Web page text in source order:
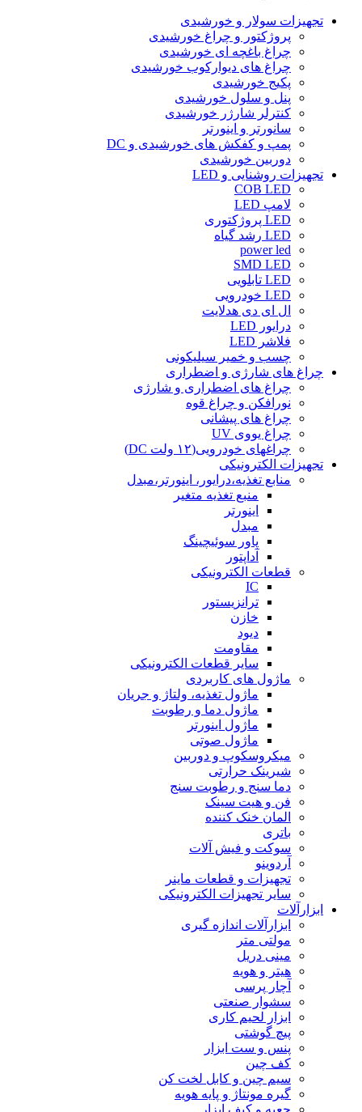
تجهیزات سولار و خورشیدی
پروژکتور و چراغ خورشیدی
چراغ باغچه ای خورشیدی
چراغ های دیوارکوب خورشیدی
پکیج خورشیدی
پنل و سلول خورشیدی
کنترلر شارژر خورشیدی
سانورتر و اینورتر
پمپ و کفکش های خورشیدی و DC
دوربین خورشیدی
تجهیزات روشنایی و LED
COB LED
لامپ LED
LED پروژکتوری
LED رشد گیاه
power led
SMD LED
LED تابلویی
LED خودرویی
ال ای دی هدلایت
درایور LED
فلاشر LED
چسب و خمیر سیلیکونی
چراغ های شارژی و اضطراری
چراغ های اضطراری و شارژی
نورافکن و چراغ قوه
چراغ های پیشانی
چراغ یووی UV
چراغهای خودرویی(۱۲ ولت DC)
تجهیزات الکترونیکی
منابع تغذیه،درایور، اینورتر،مبدل
منبع تغذیه متغیر
اینورتر
مبدل
پاور سوئیچینگ
آداپتور
قطعات الکترونیکی
IC
ترانزیستور
خازن
دیود
مقاومت
سایر قطعات الکترونیکی
ماژول های کاربردی
ماژول تغذیه، ولتاژ و جریان
ماژول دما و رطوبت
ماژول اینورتر
ماژول صوتی
میکروسکوپ و دوربین
شیرینک حرارتی
دما سنج و رطوبت سنج
فن و هیت سینک
المان خنک کننده
باتری
سوکت و فیش آلات
آردوینو
تجهیزات و قطعات ماینر
سایر تجهیزات الکترونیکی
ابزارآلات
ابزارآلات اندازه گیری
مولتی متر
مینی دریل
هیتر و هویه
آچار پرسی
سشوار صنعتی
ابزار لحیم کاری
پیچ گوشتی
پنس و ست ابزار
کف چین
سیم چین و کابل لخت کن
گیره مونتاژ و پایه هویه
جعبه و کیف ابزار